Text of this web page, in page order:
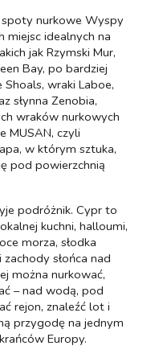
nurkowe Wyspy
miejsc idealnych na
jak Rzymski Mur,
Bay, po bardziej
Shoals, wraki Laboe,
słynna Zenobia,
wraków nurkowych
MUSAN, czyli
w którym sztuka,
pod powierzchnią
podróżnik. Cypr to
kuchni, halloumi,
morza, słodka
słońca nad
można nurkować,
– nad wodą, pod
rejon, znaleźć lot i
przygodę na jednym
Europy.